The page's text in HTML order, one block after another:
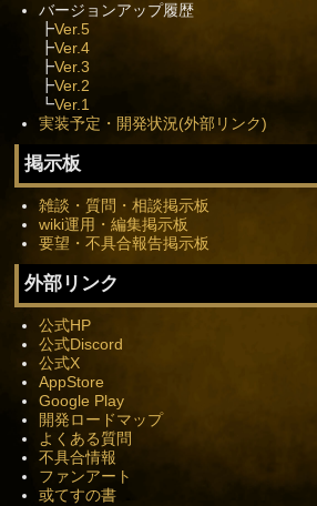
バージョンアップ履歴
┣Ver.5
┣Ver.4
┣Ver.3
┣Ver.2
┗Ver.1
実装予定・開発状況(外部リンク)
掲示板
雑談・質問・相談掲示板
wiki運用・編集掲示板
要望・不具合報告掲示板
外部リンク
公式HP
公式Discord
公式X
AppStore
Google Play
開発ロードマップ
よくある質問
不具合情報
ファンアート
或てすの書